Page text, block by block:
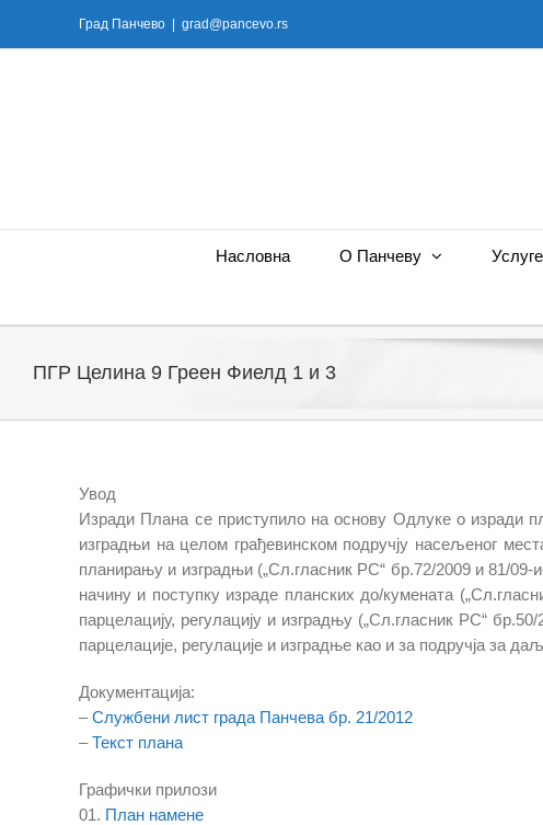
Град Панчево grad@pancevo.rs
Насловна О Панчеву Услуге
ПГР Целина 9 Греен Фиелд 1 и 3
Увод
Изради Плана се приступило на основу Одлуке о изради
изградњи на целом грађевинском подручју насељеног
планирању и изградњи („Сл.гласник РС“ бр.72/2009 и 81/
начину и поступку израде планских до/кумената
парцелацију, регулацију и изградњу („Сл.гласник РС“
парцелације, регулације и изградње као и за подручја за
Документација:
–Службени лист града Панчева бр. 21/2012
–Текст плана
Графички прилози
01. План намене